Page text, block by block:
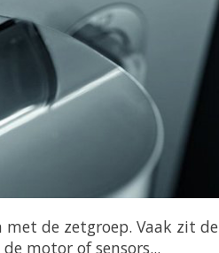
de zetgroep. Vaak zit de
motor of sensors...